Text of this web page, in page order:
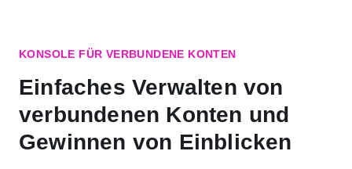
KONSOLE FÜR VERBUNDENE KONTEN
Einfaches Verwalten von
verbundenen Konten und
Gewinnen von Einblicken